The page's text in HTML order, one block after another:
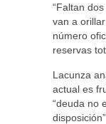
“Faltan
van a
número
reservas
Lacunza
actual es
“deuda no